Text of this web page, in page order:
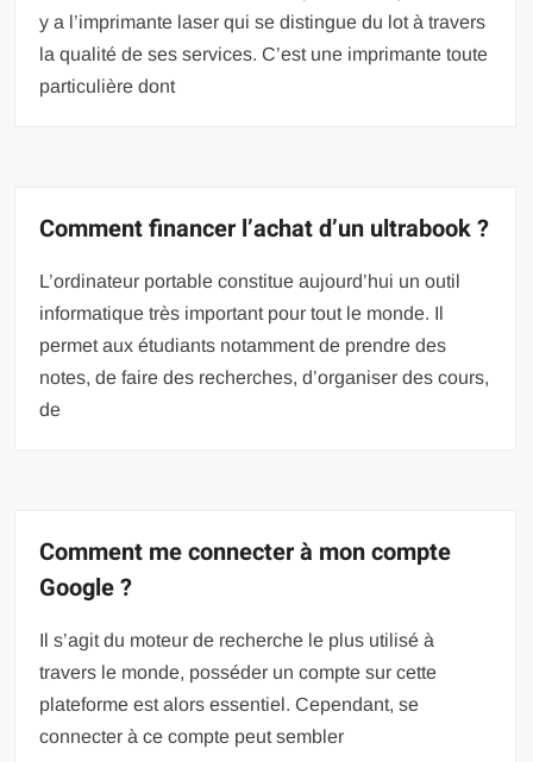
y a l’imprimante laser qui se distingue du lot à travers
la qualité de ses services. C’est une imprimante toute
particulière dont
Comment financer l’achat d’un ultrabook ?
L’ordinateur portable constitue aujourd’hui un outil
informatique très important pour tout le monde. Il
permet aux étudiants notamment de prendre des
notes, de faire des recherches, d’organiser des cours,
de
Comment me connecter à mon compte
Google ?
Il s’agit du moteur de recherche le plus utilisé à
travers le monde, posséder un compte sur cette
plateforme est alors essentiel. Cependant, se
connecter à ce compte peut sembler